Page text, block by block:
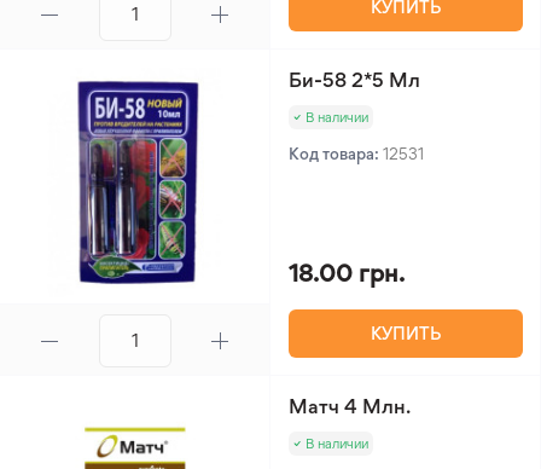
КУПИТЬ
Би-58 2*5 Мл
В наличии
Код товара: 12531
18.00 грн.
КУПИТЬ
Матч 4 Млн.
В наличии